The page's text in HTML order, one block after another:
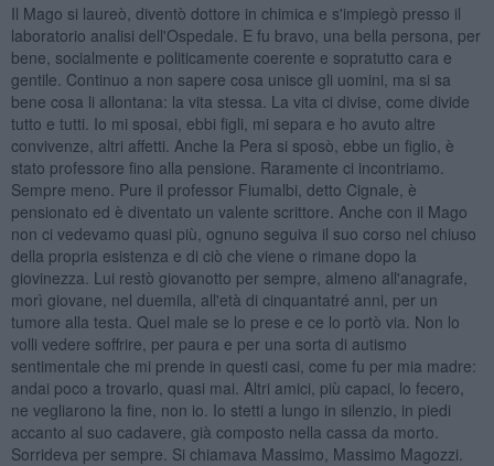
Il Mago si laureò, diventò dottore in chimica e s'impiegò presso il
laboratorio analisi dell'Ospedale. E fu bravo, una bella persona, per
bene, socialmente e politicamente coerente e sopratutto cara e
gentile. Continuo a non sapere cosa unisce gli uomini, ma si sa
bene cosa li allontana: la vita stessa. La vita ci divise, come divide
tutto e tutti. Io mi sposai, ebbi figli, mi separa e ho avuto altre
convivenze, altri affetti. Anche la Pera si sposò, ebbe un figlio, è
stato professore fino alla pensione. Raramente ci incontriamo.
Sempre meno. Pure il professor Fiumalbi, detto Cignale, è
pensionato ed è diventato un valente scrittore. Anche con il Mago
non ci vedevamo quasi più, ognuno seguiva il suo corso nel chiuso
della propria esistenza e di ciò che viene o rimane dopo la
giovinezza. Lui restò giovanotto per sempre, almeno all'anagrafe,
morì giovane, nel duemila, all'età di cinquantatré anni, per un
tumore alla testa. Quel male se lo prese e ce lo portò via. Non lo
volli vedere soffrire, per paura e per una sorta di autismo
sentimentale che mi prende in questi casi, come fu per mia madre:
andai poco a trovarlo, quasi mai. Altri amici, più capaci, lo fecero,
ne vegliarono la fine, non io. Io stetti a lungo in silenzio, in piedi
accanto al suo cadavere, già composto nella cassa da morto.
Sorrideva per sempre. Si chiamava Massimo, Massimo Magozzi.